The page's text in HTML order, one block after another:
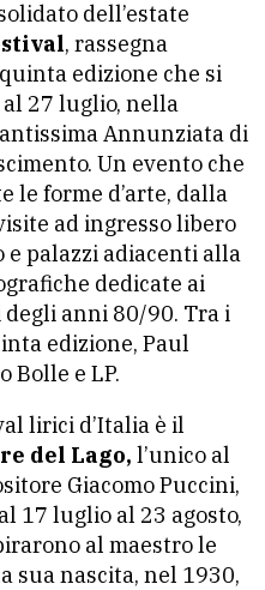
dell’estate
, rassegna
edizione che si
al 27 luglio, nella
Annunziata di
Un evento che
le forme d’arte, dalla
ad ingresso libero
palazzi adiacenti alla
dedicate ai
anni 80/90. Tra i
edizione, Paul
Bolle e LP.
lirici d’Italia è il
del Lago, l’unico al
Giacomo Puccini,
17 luglio al 23 agosto,
al maestro le
sua nascita, nel 1930,